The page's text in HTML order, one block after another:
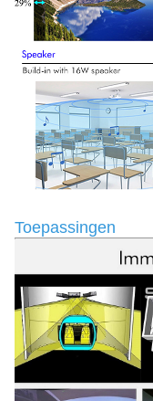
Toepassingen